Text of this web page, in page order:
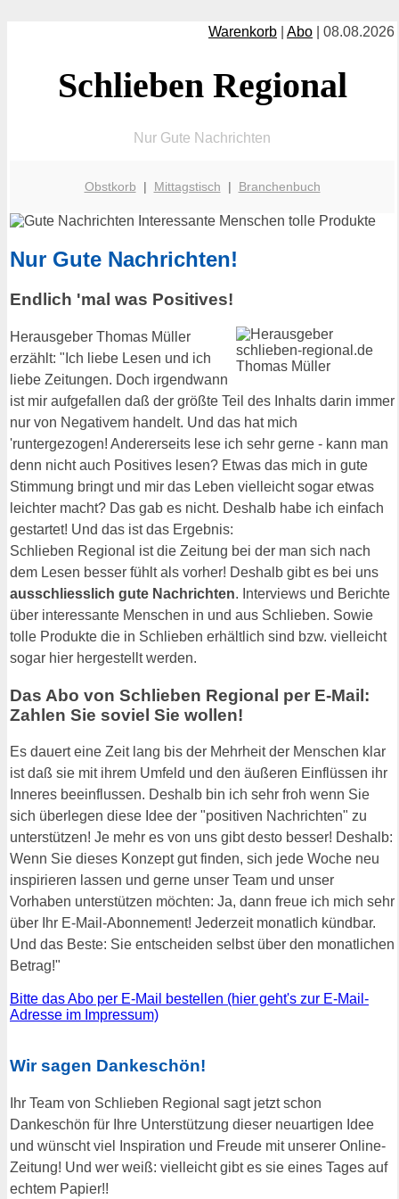
Warenkorb Abo | 08.08.2026
Schlieben Regional
Nur Gute Nachrichten
Obstkorb | Mittagstisch | Branchenbuch
Nur Gute Nachrichten!
Endlich 'mal was Positives!
Herausgeber Thomas Müller
erzählt: "Ich liebe Lesen und ich
liebe Zeitungen. Doch irgendwann
ist mir aufgefallen daß der größte Teil des Inhalts darin immer
nur von Negativem handelt. Und das hat mich
'runtergezogen! Andererseits lese ich sehr gerne - kann man
denn nicht auch Positives lesen? Etwas das mich in gute
Stimmung bringt und mir das Leben vielleicht sogar etwas
leichter macht? Das gab es nicht. Deshalb habe ich einfach
gestartet! Und das ist das Ergebnis:
Schlieben Regional ist die Zeitung bei der man sich nach
dem Lesen besser fühlt als vorher! Deshalb gibt es bei uns
ausschliesslich gute Nachrichten. Interviews und Berichte
über interessante Menschen in und aus Schlieben. Sowie
tolle Produkte die in Schlieben erhältlich sind bzw. vielleicht
sogar hier hergestellt werden.
Das Abo von Schlieben Regional per E-Mail:
Zahlen Sie soviel Sie wollen!
Es dauert eine Zeit lang bis der Mehrheit der Menschen klar
ist daß sie mit ihrem Umfeld und den äußeren Einflüssen ihr
Inneres beeinflussen. Deshalb bin ich sehr froh wenn Sie
sich überlegen diese Idee der "positiven Nachrichten" zu
unterstützen! Je mehr es von uns gibt desto besser! Deshalb:
Wenn Sie dieses Konzept gut finden, sich jede Woche neu
inspirieren lassen und gerne unser Team und unser
Vorhaben unterstützen möchten: Ja, dann freue ich mich sehr
über Ihr E-Mail-Abonnement! Jederzeit monatlich kündbar.
Und das Beste: Sie entscheiden selbst über den monatlichen
Betrag!"
Bitte das Abo per E-Mail bestellen (hier geht's zur E-Mail-
Adresse im Impressum)
Wir sagen Dankeschön!
Ihr Team von Schlieben Regional sagt jetzt schon
Dankeschön für Ihre Unterstützung dieser neuartigen Idee
und wünscht viel Inspiration und Freude mit unserer Online-
Zeitung! Und wer weiß: vielleicht gibt es sie eines Tages auf
echtem Papier!!